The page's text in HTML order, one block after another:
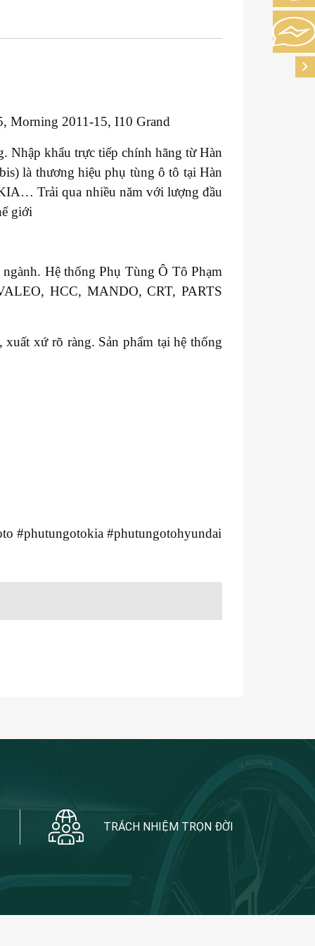
Morning 2011-15, I10 Grand
Nhập khẩu trực tiếp chính hãng từ Hàn
là thương hiệu phụ tùng ô tô tại Hàn
Trải qua nhiều năm với lượng đầu
giới
Hệ thống Phụ Tùng Ô Tô Phạm
HCC, MANDO, CRT, PARTS
xứ rõ ràng. Sản phẩm tại hệ thống
#phutungotokia #phutungotohyundai
TRÁCH NHIỆM TRỌN ĐỜI